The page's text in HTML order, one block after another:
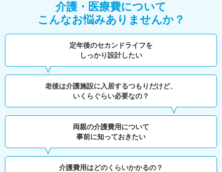
介護・医療費について
こんなお悩みありませんか？
定年後のセカンドライフを
しっかり設計したい
老後は介護施設に入居するつもりだけど、
いくらぐらい必要なの？
両親の介護費用について
事前に知っておきたい
介護費用はどのくらいかかるの？